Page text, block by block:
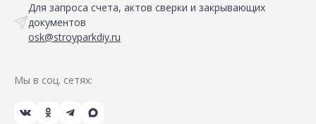
Для запроса счета, актов сверки и закрывающих
документов
osk@stroyparkdiy.ru
Мы в соц. сетях: